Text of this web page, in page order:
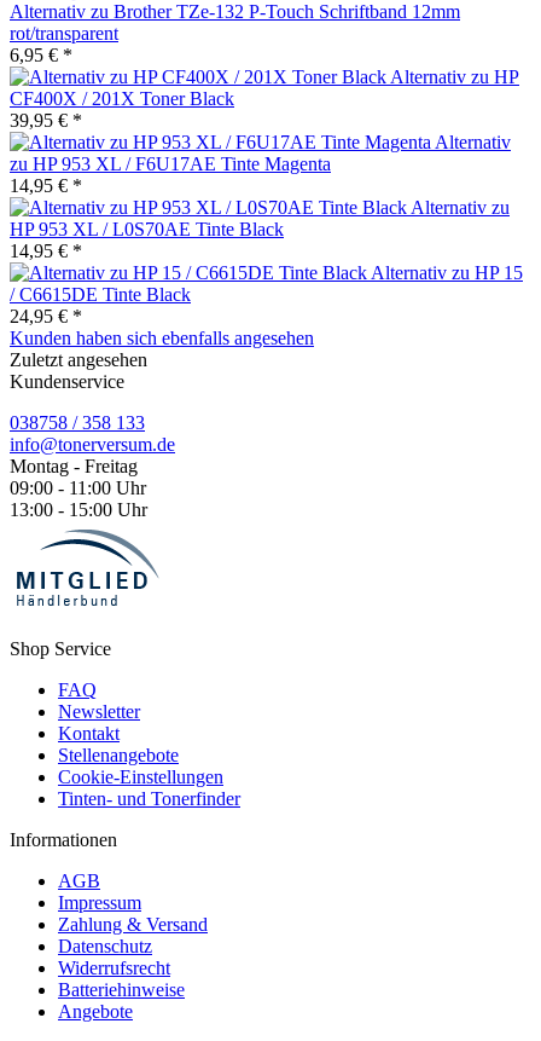
Alternativ zu Brother TZe-132 P-Touch Schriftband 12mm
rot/transparent
6,95 € *
Alternativ zu HP
CF400X / 201X Toner Black
39,95 € *
Alternativ
zu HP 953 XL / F6U17AE Tinte Magenta
14,95 € *
Alternativ zu
HP 953 XL / L0S70AE Tinte Black
14,95 € *
Alternativ zu HP 15
/ C6615DE Tinte Black
24,95 € *
Kunden haben sich ebenfalls angesehen
Zuletzt angesehen
Kundenservice
038758 / 358 133
info@tonerversum.de
Montag - Freitag
09:00 - 11:00 Uhr
13:00 - 15:00 Uhr
Shop Service
FAQ
Newsletter
Kontakt
Stellenangebote
Cookie-Einstellungen
Tinten- und Tonerfinder
Informationen
AGB
Impressum
Zahlung & Versand
Datenschutz
Widerrufsrecht
Batteriehinweise
Angebote